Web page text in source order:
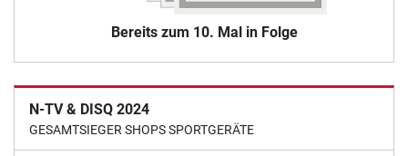
Bereits zum 10. Mal in Folge
N-TV & DISQ 2024
GESAMTSIEGER SHOPS SPORTGERÄTE